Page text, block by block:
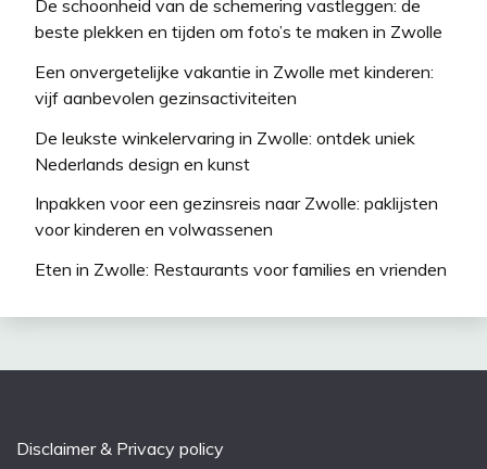
De schoonheid van de schemering vastleggen: de
beste plekken en tijden om foto’s te maken in Zwolle
Een onvergetelijke vakantie in Zwolle met kinderen:
vijf aanbevolen gezinsactiviteiten
De leukste winkelervaring in Zwolle: ontdek uniek
Nederlands design en kunst
Inpakken voor een gezinsreis naar Zwolle: paklijsten
voor kinderen en volwassenen
Eten in Zwolle: Restaurants voor families en vrienden
Disclaimer & Privacy policy